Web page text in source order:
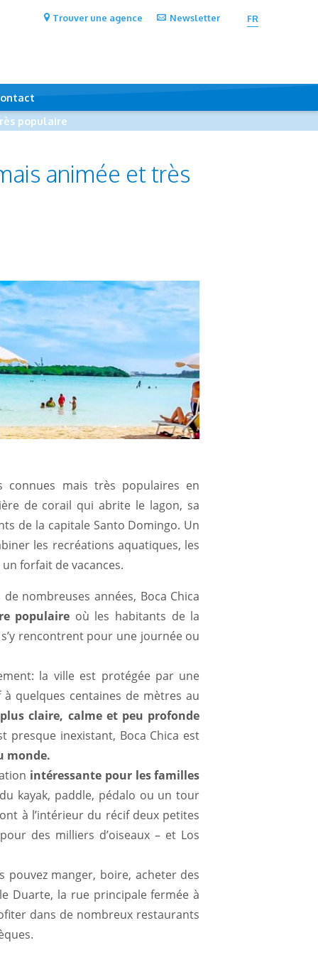
Trouver une agence Newsletter FR
populaire
animée et très
connues mais très populaires en
de corail qui abrite le lagon, sa
de la capitale Santo Domingo. Un
les recréations aquatiques, les
forfait de vacances.
nombreuses années, Boca Chica
populaire où les habitants de la
rencontrent pour une journée ou
la ville est protégée par une
quelques centaines de mètres au
plus claire, calme et peu profonde
presque inexistant, Boca Chica est
monde.
intéressante pour les familles
kayak, paddle, pédalo ou un tour
à l’intérieur du récif deux petites
des milliers d’oiseaux – et Los
pouvez manger, boire, acheter des
Duarte, la rue principale fermée à
dans de nombreux restaurants